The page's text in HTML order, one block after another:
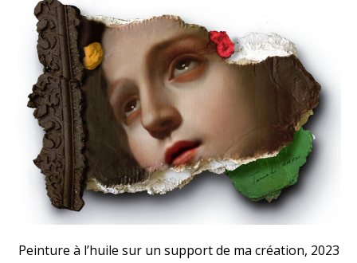
Peinture à l’huile sur un support de ma création, 2023